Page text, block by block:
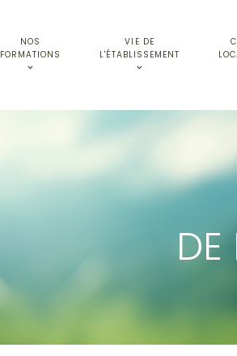
NOS
FORMATIONS
VIE DE
L'ÉTABLISSEMENT
DE